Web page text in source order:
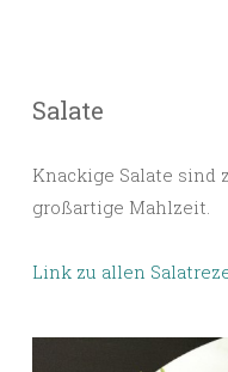
Salate
Knackige Salate sind
großartige Mahlzeit.
Link zu allen